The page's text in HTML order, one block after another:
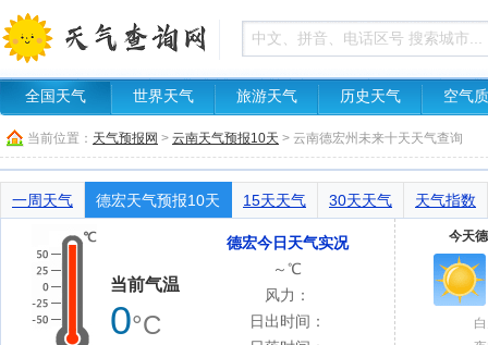
全国天气 世界天气 旅游天气 历史天气 空气
当前位置： 天气预报网 > 云南天气预报10天 > 云南德宏州未来十天天气查询
一周天气 德宏天气预报10天 15天天气 30天天气 天气指数
当前气温
0°C
德宏今日天气实况
～℃
风力：
日出时间：
今天